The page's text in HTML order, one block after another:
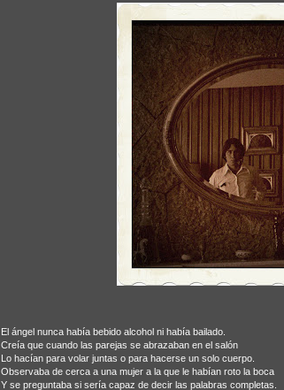
El ángel nunca había bebido alcohol ni había bailado.
Creía que cuando las parejas se abrazaban en el salón
Lo hacían para volar juntas o para hacerse un solo cuerpo.
Observaba de cerca a una mujer a la que le habían roto la boca
Y se preguntaba si sería capaz de decir las palabras completas.